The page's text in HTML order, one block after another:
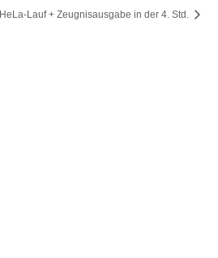
HeLa-Lauf + Zeugnisausgabe in der 4. Std.